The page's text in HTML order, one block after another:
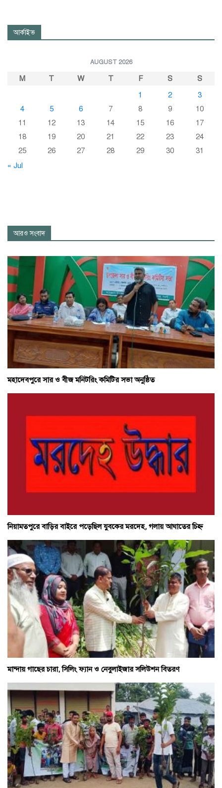
আর্কাইভ
AUGUST 2026
M T W T F S
S
1
2
3
4
5 6 7 8 9
10
11
12 13 14 15 16
17
18
19 20 21 22 23
24
25
26 27 28 29 30
31
« Jul
আরও সংবাদ
মহাদেবপুরে সার ও বীজ মনিটরিং কমিটির সভা অনুষ্ঠিত
নিয়ামতপুরে বাড়ির বাইরে পড়েছিল যুবকের মরদেহ, গলায় আঘাতের চিহ্ন
মান্দায় গাছের চারা, সিলিং ফ্যান ও নেবুলাইজার সলিউশন বিতরণ